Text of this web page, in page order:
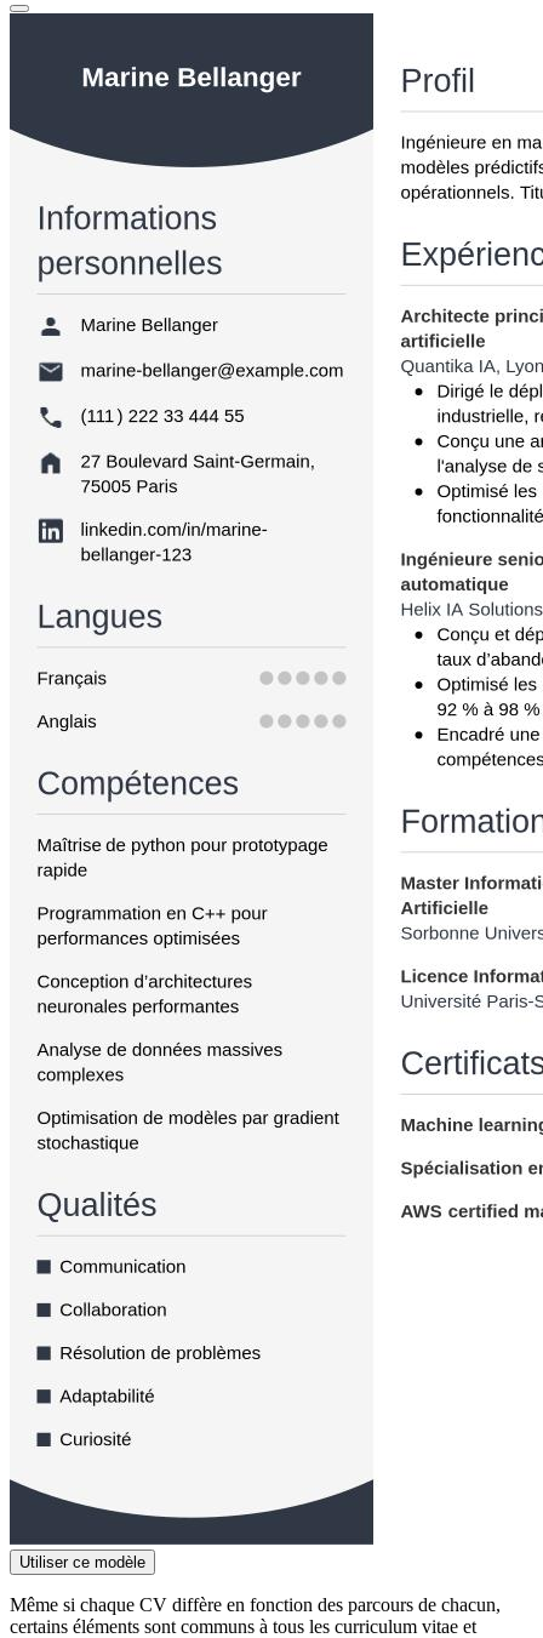
Utiliser ce modèle
Même si chaque CV diffère en fonction des parcours de chacun,
certains éléments sont communs à tous les curriculum vitae et